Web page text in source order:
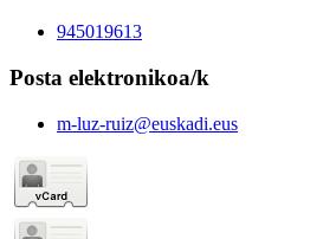
945019613
Posta elektronikoa/k
m-luz-ruiz@euskadi.eus